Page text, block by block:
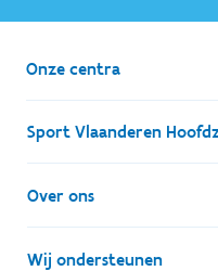
Onze centra
Sport Vlaanderen
Simon Bolivarlaan 17
1000 Brussel
Over ons
Wie zijn we, wat doen we
Wij ondersteunen